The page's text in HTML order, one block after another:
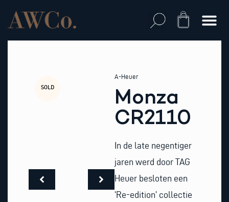
content
Cart
SOLD
A-Heuer
Monza
CR2110
In de late negentiger
jaren werd door TAG
Heuer besloten een
’Re-edition’ collectie